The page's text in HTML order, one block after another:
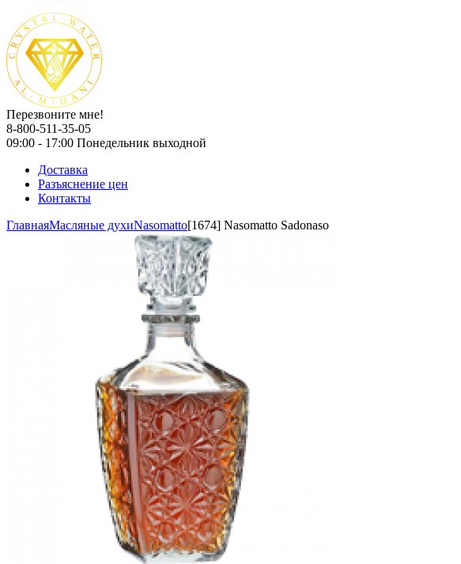
Перезвоните мне!
8-800-511-35-05
09:00 - 17:00 Понедельник выходной
Доставка
Разъяснение цен
Контакты
ГлавнаяМасляные духиNasomatto[1674] Nasomatto Sadonaso